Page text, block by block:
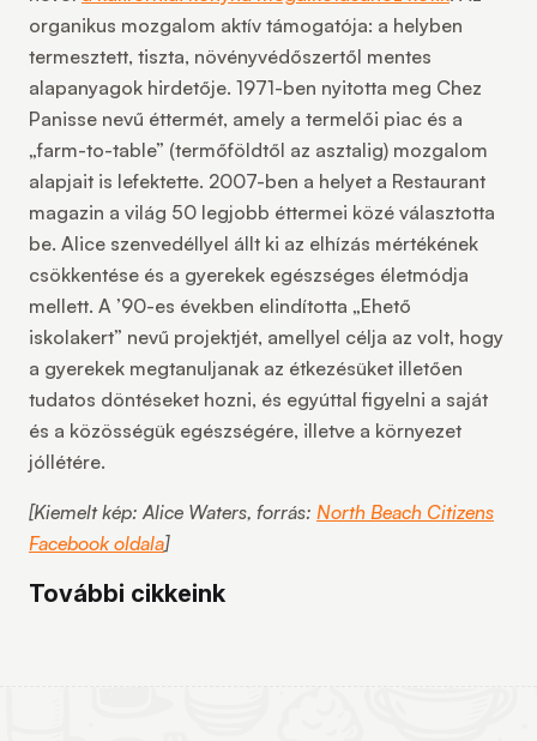
organikus mozgalom aktív támogatója: a helyben
termesztett, tiszta, növényvédőszertől mentes
alapanyagok hirdetője. 1971-ben nyitotta meg Chez
Panisse nevű éttermét, amely a termelői piac és a
„farm-to-table” (termőföldtől az asztalig) mozgalom
alapjait is lefektette. 2007-ben a helyet a Restaurant
magazin a világ 50 legjobb éttermei közé választotta
be. Alice szenvedéllyel állt ki az elhízás mértékének
csökkentése és a gyerekek egészséges életmódja
mellett. A ’90-es években elindította „Ehető
iskolakert” nevű projektjét, amellyel célja az volt, hogy
a gyerekek megtanuljanak az étkezésüket illetően
tudatos döntéseket hozni, és egyúttal figyelni a saját
és a közösségük egészségére, illetve a környezet
jóllétére.
[Kiemelt kép: Alice Waters, forrás: North Beach Citizens
Facebook oldala]
További cikkeink